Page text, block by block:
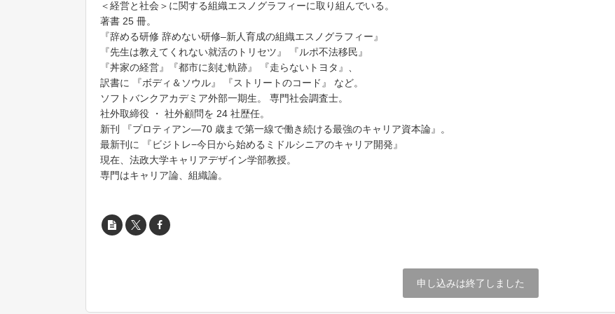
＜経営と社会＞に関する組織エスノグラフィーに取り組んでいる。
著書 25 冊。
『辞める研修 辞めない研修–新人育成の組織エスノグラフィー』
『先生は教えてくれない就活のトリセツ』 『ルポ不法移民』
『丼家の経営』『都市に刻む軌跡』 『走らないトヨタ』、
訳書に 『ボディ＆ソウル』 『ストリートのコード』 など。
ソフトバンクアカデミア外部一期生。 専門社会調査士。
社外取締役 ・ 社外顧問を 24 社歴任。
新刊 『プロティアン―70 歳まで第一線で働き続ける最強のキャリア資本論』。
最新刊に 『ビジトレ−今日から始めるミドルシニアのキャリア開発』
現在、法政大学キャリアデザイン学部教授。
専門はキャリア論、組織論。
申し込みは終了しました